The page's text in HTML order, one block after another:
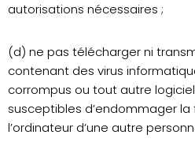
autorisations nécessaires ;
(d) ne pas télécharger ni
contenant des virus
corrompus ou tout autre
susceptibles d’endommager
l’ordinateur d’une autre